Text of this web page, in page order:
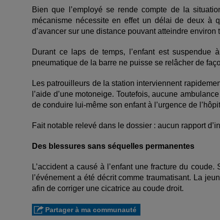
Bien que l’employé se rende compte de la
mécanisme nécessite en effet un délai de deux à
d’avancer sur une distance pouvant atteindre environ
Durant ce laps de temps, l’enfant est
pneumatique de la barre ne puisse se relâcher de
Les patrouilleurs de la station interviennent
l’aide d’une motoneige. Toutefois, aucune
de conduire lui-même son enfant à l’urgence de
Fait notable relevé dans le dossier : aucun rapport
Des blessures sans séquelles permanentes
L’accident a causé à l’enfant une fracture du
l’événement a été décrit comme traumatisant. La
afin de corriger une cicatrice au coude droit.
Partager à ma communauté